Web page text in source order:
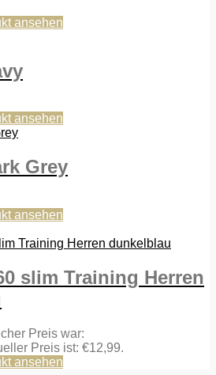
ansehen
ansehen
Grey
ansehen
slim Training Herren
Preis war:
Preis ist: €12,99.
ansehen